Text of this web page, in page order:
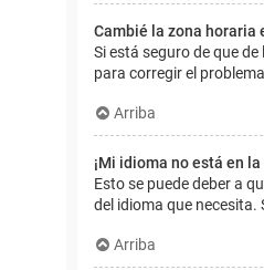
Cambié la zona horaria
Si está seguro de que
para corregir el
Arriba
¡Mi idioma no está en
Esto se puede deber a
del idioma que necesita.
Arriba